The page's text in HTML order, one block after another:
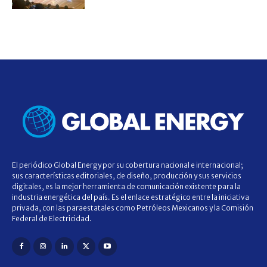
El periódico Global Energy por su cobertura nacional e internacional;
sus características editoriales, de diseño, producción y sus servicios
digitales, es la mejor herramienta de comunicación existente para la
industria energética del país. Es el enlace estratégico entre la iniciativa
privada, con las paraestatales como Petróleos Mexicanos y la Comisión
Federal de Electricidad.